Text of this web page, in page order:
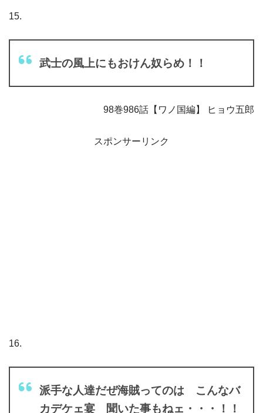
15.
武士の風上にもおけん奴らめ！！
98巻986話【ワノ国編】 ヒョウ五郎
スポンサーリンク
16.
派手な人達だぜ海賊ってのは こんなバ
カデケェ宴 聞いた事もねェ・・・！！